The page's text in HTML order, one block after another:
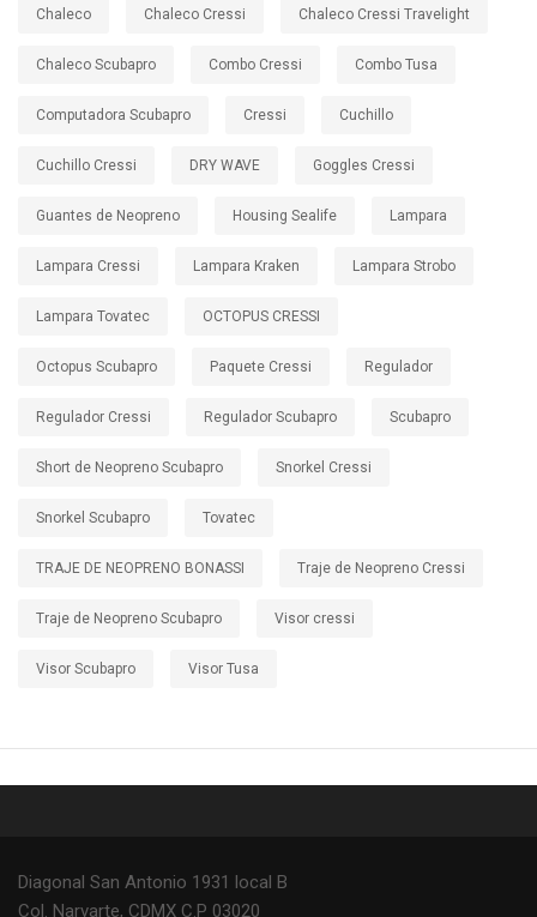
Chaleco Chaleco Cressi Chaleco Cressi Travelight
Chaleco Scubapro Combo Cressi Combo Tusa
Computadora Scubapro Cressi Cuchillo
Cuchillo Cressi DRY WAVE Goggles Cressi
Guantes de Neopreno Housing Sealife Lampara
Lampara Cressi Lampara Kraken Lampara Strobo
Lampara Tovatec OCTOPUS CRESSI
Octopus Scubapro Paquete Cressi Regulador
Regulador Cressi Regulador Scubapro Scubapro
Short de Neopreno Scubapro Snorkel Cressi
Snorkel Scubapro Tovatec
TRAJE DE NEOPRENO BONASSI Traje de Neopreno Cressi
Traje de Neopreno Scubapro Visor cressi
Visor Scubapro Visor Tusa
Diagonal San Antonio 1931 local B
Col. Narvarte, CDMX C.P 03020